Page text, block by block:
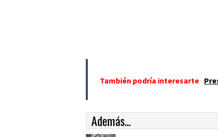
También podría interesarte
Además...